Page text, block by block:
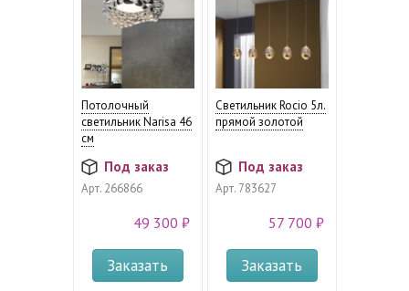
Потолочный
светильник Narisa 46
см
Под заказ
Арт.266866
49 300 ₽
Заказать
Светильник Rocio 5л.
прямой золотой
Под заказ
Арт.783627
57 700 ₽
Заказать